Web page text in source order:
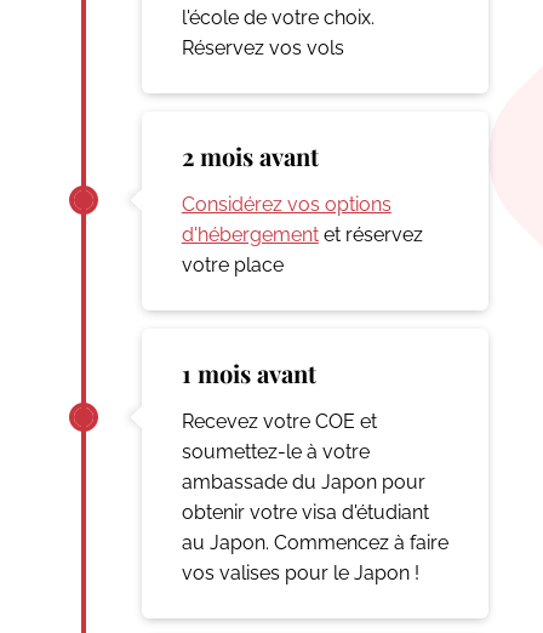
l'école de votre choix.
Réservez vos vols
2 mois avant
Considérez vos options
d'hébergementet réservez
votre place
1 mois avant
Recevez votre COE et
soumettez-le à votre
ambassade du Japon pour
obtenir votre visa d'étudiant
au Japon. Commencez à faire
vos valises pour le Japon !